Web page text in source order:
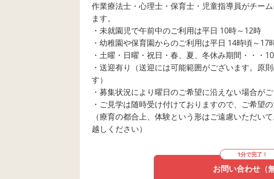
作業療法士・心理士・保育士・児童指導員がチー
ます。
・未就園児で午前中のご利用は平日 10時～12時
・幼稚園や保育園からのご利用は平日 14時頃～17
・土曜・日曜・祝日・春、夏、冬休み期間・・・
・送迎有り（送迎には可能範囲がございます。原
す）
・募集状況により曜日のご希望に沿えない場合がご
・ご見学は随時受け付けておりますので、ご希望
（療育の都合上、体験という形はご遠慮いただい
越しください）
1分で完了！
お問い合わせ（